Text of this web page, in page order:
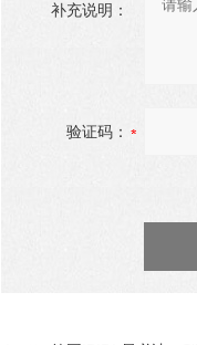
补充说明：
验证码：